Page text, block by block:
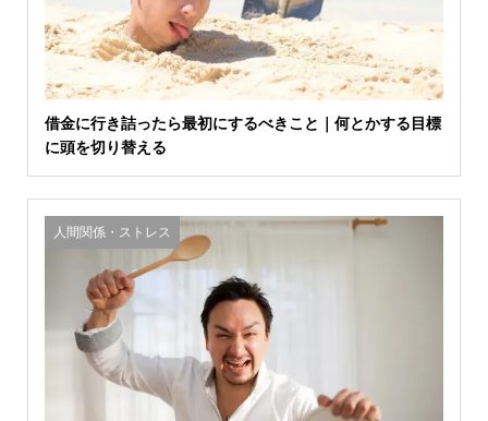
借金に行き詰ったら最初にするべきこと｜何とかする目標
に頭を切り替える
人間関係・ストレス